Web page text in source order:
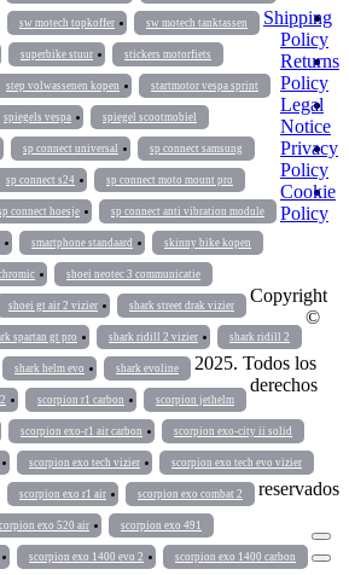
sw motech topkoffer sw motech tanktassen
superbike stuur stickers motorfiets
step volwassenen kopen startmotor vespa sprint
spiegels vespa spiegel scootmobiel
sp connect universal sp connect samsung
sp connect s24 sp connect moto mount pro
connect hoesje sp connect anti vibration module
smartphone standaard skinny bike kopen
shoei neotec 3 communicatie
shoei gt air 2 vizier shark street drak vizier
spartan gt pro shark ridill 2 vizier shark ridill 2
shark helm evo shark evoline
scorpion r1 carbon scorpion jethelm
scorpion exo-r1 air carbon scorpion exo-city ii solid
scorpion exo tech vizier scorpion exo tech evo vizier
scorpion exo r1 air scorpion exo combat 2
exo 520 air scorpion exo 491
scorpion exo 1400 evo 2 scorpion exo 1400 carbon
Shipping
Policy
Returns
Policy
Legal
Notice
Privacy
Policy
Cookie
Policy
Copyright
©
2025. Todos los
derechos
reservados